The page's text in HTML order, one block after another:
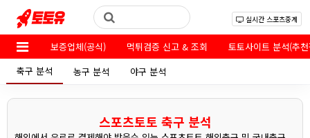
실시간 스포츠중계
보증업체(공식) 먹튀검증 신고 & 조회
토토사이트 분석(추
축구 분석
농구 분석 야구 분석
스포츠토토 축구 분석